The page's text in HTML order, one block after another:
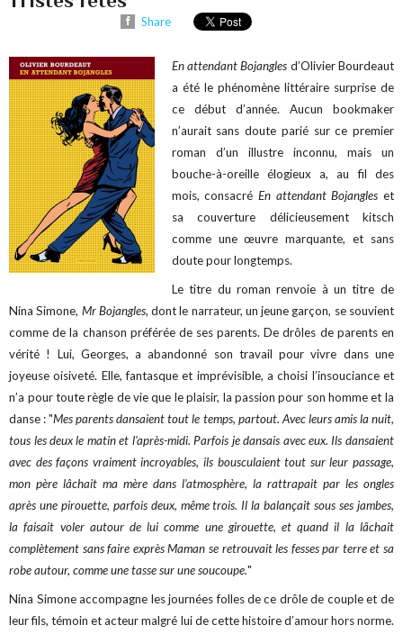
Share
En attendant Bojangles d’Olivier Bourdeaut
a été le phénomène littéraire surprise de
ce début d’année. Aucun bookmaker
n’aurait sans doute parié sur ce premier
roman d’un illustre inconnu, mais un
bouche-à-oreille élogieux a, au fil des
mois, consacréEn attendant Bojangles et
sa couverture délicieusement kitsch
comme une œuvre marquante, et sans
doute pour longtemps.
Le titre du roman renvoie à un titre de
Nina Simone, Mr Bojangles, dont le narrateur, un jeune garçon, se souvient
comme de la chanson préférée de ses parents. De drôles de parents en
vérité ! Lui, Georges, a abandonné son travail pour vivre dans une
joyeuse oisiveté. Elle, fantasque et imprévisible, a choisi l’insouciance et
n’a pour toute règle de vie que le plaisir, la passion pour son homme et la
danse : "Mes parents dansaient tout le temps, partout. Avec leurs amis la nuit,
tous les deux le matin et l'après-midi. Parfois je dansais avec eux. Ils dansaient
avec des façons vraiment incroyables, ils bousculaient tout sur leur passage,
mon père lâchait ma mère dans l'atmosphère, la rattrapait par les ongles
après une pirouette, parfois deux, même trois. Il la balançait sous ses jambes,
la faisait voler autour de lui comme une girouette, et quand il la lâchait
complètement sans faire exprès Maman se retrouvait les fesses par terre et sa
robe autour, comme une tasse sur une soucoupe."
Nina Simone accompagne les journées folles de ce drôle de couple et de
leur fils, témoin et acteur malgré lui de cette histoire d’amour hors norme.